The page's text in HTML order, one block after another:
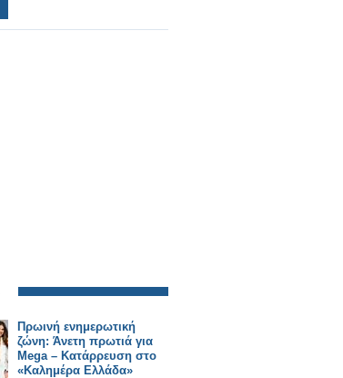
Πρωινή ενημερωτική
ζώνη: Άνετη πρωτιά για
Mega – Κατάρρευση στο
«Καλημέρα Ελλάδα»